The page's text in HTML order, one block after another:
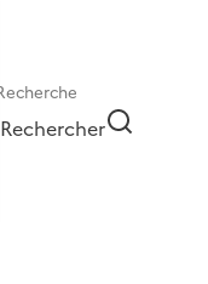
Rechercher